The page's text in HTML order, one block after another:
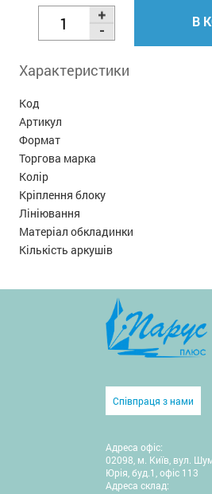
В
Характеристики
Код
Артикул
Формат
Торгова марка
Колір
Кріплення блоку
Лініювання
Матеріал обкладинки
Кількість аркушів
Співпраця з нами
Адреса офіс:
02098, м. Київ, вул.
Юрія, буд.1, офіс 113
Адреса склад: